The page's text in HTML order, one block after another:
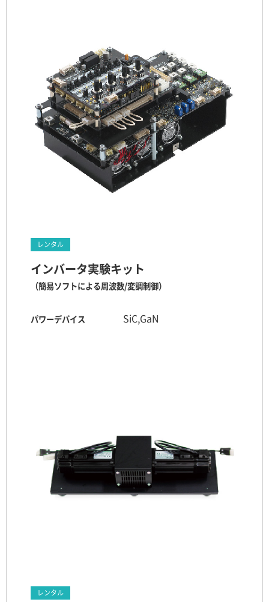
レンタル
インバータ実験キット
（簡易ソフトによる周波数/変調制御）
パワーデバイス SiC,GaN
レンタル